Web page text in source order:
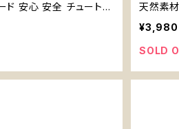
ド 安心 安全 チュートイ
ちゃ 小型犬
天然素
¥3,980
SOLD